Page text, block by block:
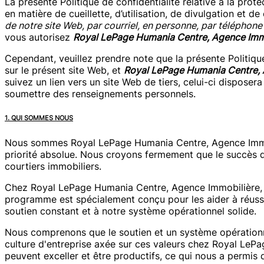
en matière de cueillette, d’utilisation, de divulgation et
de notre site Web, par courriel, en personne, par
vous autorisez Royal LePage Humania Centre, Agence
Cependant, veuillez prendre note que la présente
sur le présent site Web, et Royal LePage Humania
suivez un lien vers un site Web de tiers, celui-ci
soumettre des renseignements personnels.
1. QUI SOMMES NOUS
Nous sommes Royal LePage Humania Centre, Agence
priorité absolue. Nous croyons fermement que le
courtiers immobiliers.
Chez Royal LePage Humania Centre, Agence
programme est spécialement conçu pour les aider à
soutien constant et à notre système opérationnel solide.
Nous comprenons que le soutien et un système
culture d'entreprise axée sur ces valeurs chez Royal
peuvent exceller et être productifs, ce qui nous a